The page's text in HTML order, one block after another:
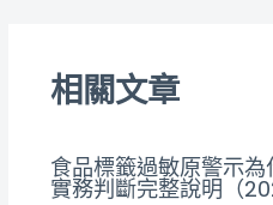
相關文章
食品標籤過敏原警示
實務判斷完整說明（